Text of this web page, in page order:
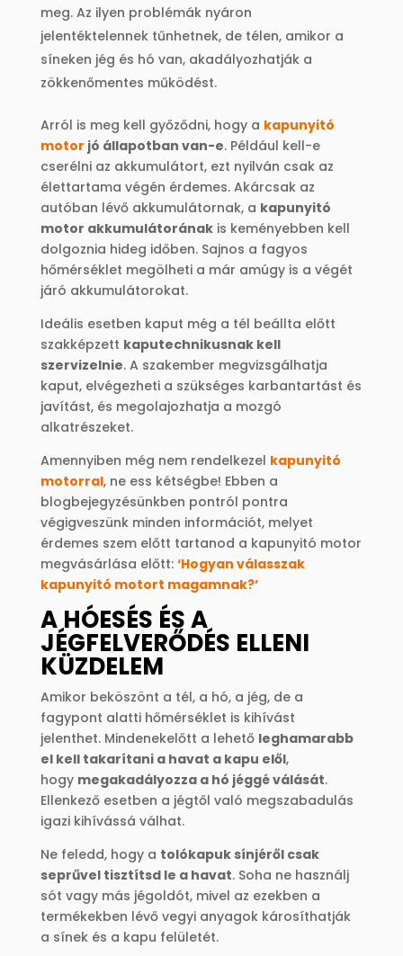
meg. Az ilyen problémák nyáron
jelentéktelennek tűnhetnek, de télen, amikor a
síneken jég és hó van, akadályozhatják a
zökkenőmentes működést.
Arról is meg kell győződni, hogy a kapunyitó
motor jó állapotban van-e. Például kell-e
cserélni az akkumulátort, ezt nyilván csak az
élettartama végén érdemes. Akárcsak az
autóban lévő akkumulátornak, a kapunyitó
motor akkumulátoránakis keményebben kell
dolgoznia hideg időben. Sajnos a fagyos
hőmérséklet megölheti a már amúgy is a végét
járó akkumulátorokat.
Ideális esetben kaput még a tél beállta előtt
szakképzett kaputechnikusnak kell
szervizelnie. A szakember megvizsgálhatja
kaput, elvégezheti a szükséges karbantartást és
javítást, és megolajozhatja a mozgó
alkatrészeket.
Amennyiben még nem rendelkezel kapunyitó
motorral, ne ess kétségbe! Ebben a
blogbejegyzésünkben pontról pontra
végigveszünk minden információt, melyet
érdemes szem előtt tartanod a kapunyitó motor
megvásárlása előtt: ‘Hogyan válasszak
kapunyitó motort magamnak?’
A HÓESÉS ÉS A
JÉGFELVERŐDÉS ELLENI
KÜZDELEM
Amikor beköszönt a tél, a hó, a jég, de a
fagypont alatti hőmérséklet is kihívást
jelenthet. Mindenekelőtt a lehető leghamarabb
el kell takarítani a havat a kapu elől,
hogy megakadályozza a hó jéggé válását.
Ellenkező esetben a jégtől való megszabadulás
igazi kihívássá válhat.
Ne feledd, hogy a tolókapuk sínjéről csak
seprűvel tisztítsd le a havat. Soha ne használj
sót vagy más jégoldót, mivel az ezekben a
termékekben lévő vegyi anyagok károsíthatják
a sínek és a kapu felületét.